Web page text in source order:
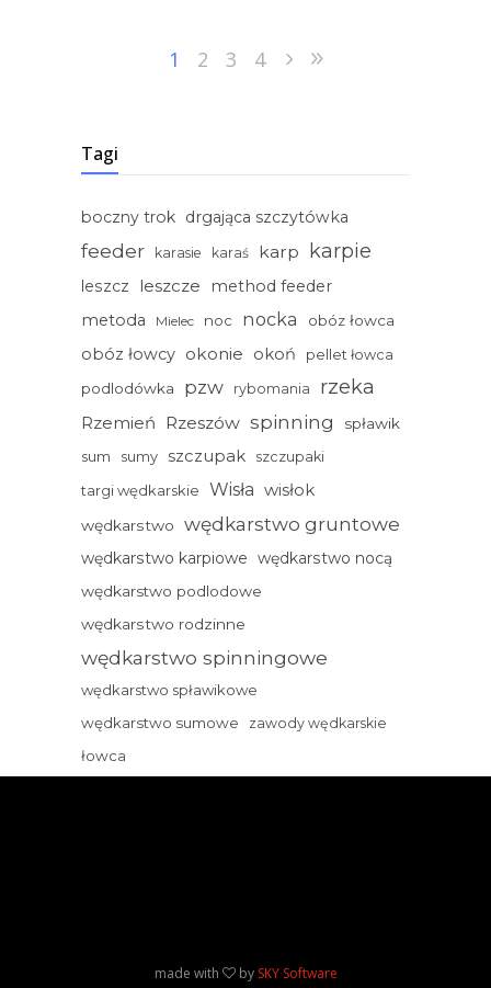
1 2 3 4
Tagi
boczny trok drgająca szczytówka
feeder karasie karaś karp karpie
leszcz leszcze
method feeder
metoda
Mielec noc nocka obóz łowca
obóz łowcy okonie okoń pellet łowca
podlodówka pzw rybomania rzeka
Rzemień Rzeszów spinning
spławik
sum
sumy szczupak szczupaki
targi wędkarskie Wisła wisłok
wędkarstwo wędkarstwo gruntowe
wędkarstwo karpiowe wędkarstwo nocą
wędkarstwo podlodowe
wędkarstwo rodzinne
wędkarstwo spinningowe
wędkarstwo spławikowe
wędkarstwo sumowe
zawody wędkarskie
łowca
made with by SKY Software